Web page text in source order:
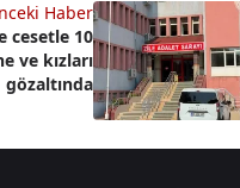
Haber
cesetle 10
ve kızları
gözaltında